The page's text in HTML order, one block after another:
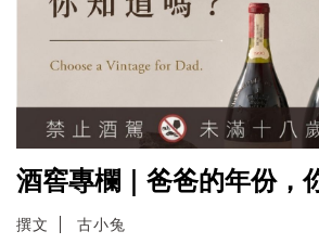
酒窖專欄｜爸爸的年份，
撰文 古小兔